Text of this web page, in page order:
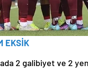
EKSİK
2 galibiyet ve 2